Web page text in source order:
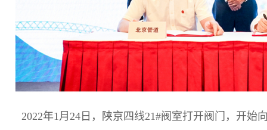
2022年1月24日，陕京四线21#阀室打开阀门，开